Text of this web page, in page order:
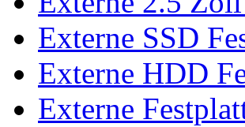
Externe SSD
Externe HDD
Externe